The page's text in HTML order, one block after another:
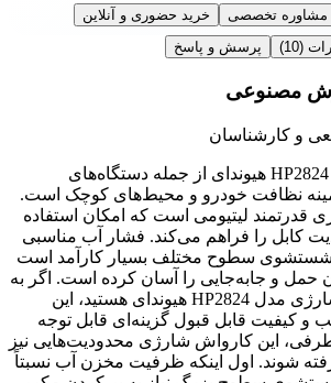
مشاوره تخصصی
خرید حضوری و آنلاین
(10) پرسش و پاسخ
مصنوعی
و کارشناسان
کارواش شارژی مدل HP2824 هیوندای از جمله دستگاه‌های
نظافت خودرو و محیط‌های کوچک است.
قدرتمند لیتیومی است که امکان استفاده
کابل را فراهم می‌کند. فشار آب مناسبی
شستشوی سطوح مختلف بسیار کارآمد است
و جابه‌جایی را آسان کرده است. اگر به
دنبال خرید کارواش شارژی مدل HP2824 هیوندای هستید، این
و کیفیت قابل قبول گزینه‌ای قابل توجه
این کارواش شارژی محدودیت‌هایی نیز
شوند. اول اینکه ظرفیت مخزن آب نسبتاً